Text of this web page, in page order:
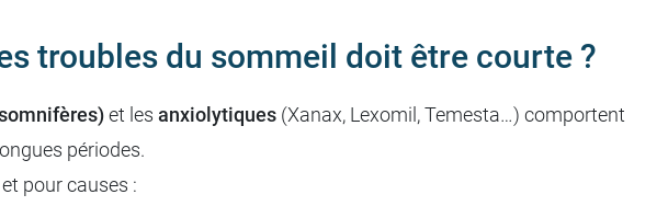
troubles du sommeil doit être courte ?
et les anxiolytiques (Xanax, Lexomil, Temesta…) comportent
périodes.
pour causes :